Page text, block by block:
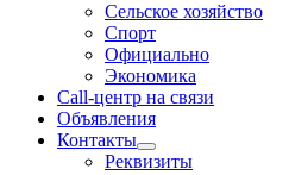
Сельское хозяйство
Спорт
Официально
Экономика
Call-центр на связи
Объявления
Контакты
Реквизиты